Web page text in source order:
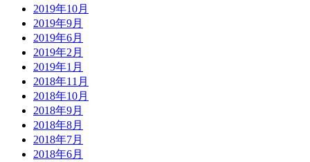
2019年10月
2019年9月
2019年6月
2019年2月
2019年1月
2018年11月
2018年10月
2018年9月
2018年8月
2018年7月
2018年6月